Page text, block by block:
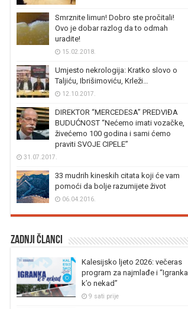
Smrznite limun! Dobro ste pročitali!
Ovo je dobar razlog da to odmah
uradite!
15.02.2018.
Umjesto nekrologija: Kratko slovo o
Taljiću, Ibrišimoviću, Krleži…
12.10.2017.
DIREKTOR “MERCEDESA” PREDVIĐA
BUDUĆNOST “Nećemo imati vozačke,
živećemo 100 godina i sami ćemo
praviti SVOJE CIPELE”
31.07.2017.
33 mudrih kineskih citata koji će vam
pomoći da bolje razumijete život
06.04.2016.
Zadnji članci
Kalesijsko ljeto 2026: večeras
program za najmlađe i “Igranka
k’o nekad”
9 sati prije